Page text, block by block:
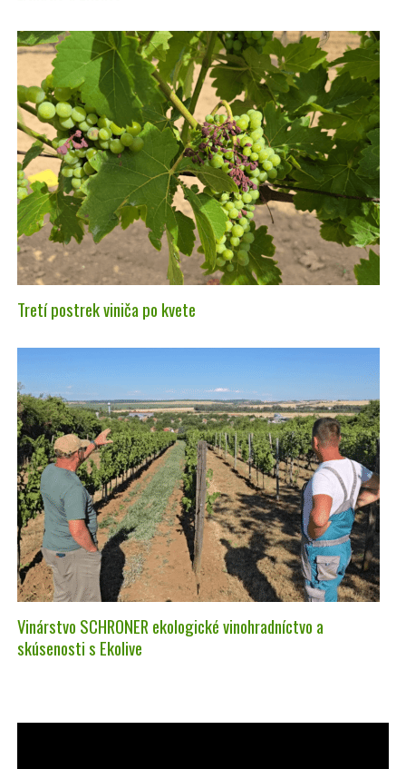
Tretí postrek viniča po kvete
Vinárstvo SCHRONER ekologické vinohradníctvo a
skúsenosti s Ekolive